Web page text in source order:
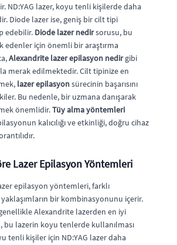
ND:YAG lazer, koyu tenli kişilerde daha
Diode lazer ise, geniş bir cilt tipi
edebilir. Diode lazer nedirsorusu, bu
edenler için önemli bir araştırma
Alexandrite lazer epilasyon nedirgibi
merak edilmektedir. Cilt tipinize en
lazer epilasyonsürecinin başarısını
Bu nedenle, bir uzmana danışarak
önemlidir.Tüy alma yöntemleri
kalıcılığı ve etkinliği, doğru cihaz
Lazer Epilasyon Yöntemleri
epilasyon yöntemleri, farklı
bir kombinasyonunu içerir.
Alexandrite lazerden en iyi
bu lazerin koyu tenlerde kullanılması
tenli kişiler için ND:YAG lazer daha